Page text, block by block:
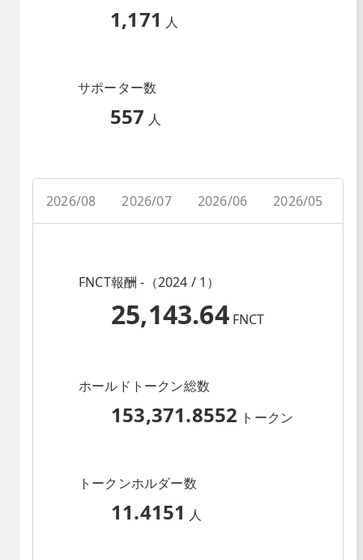
1,171 人
サポーター数
557 人
2026/08 2026/07 2026/06 2026/05
FNCT報酬 -（2024 / 1）
25,143.64 FNCT
ホールドトークン総数
153,371.8552 トークン
トークンホルダー数
11.4151 人